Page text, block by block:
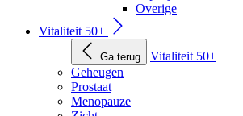
Overige
Vitaliteit 50+
Ga terug
Vitaliteit 50+
Geheugen
Prostaat
Menopauze